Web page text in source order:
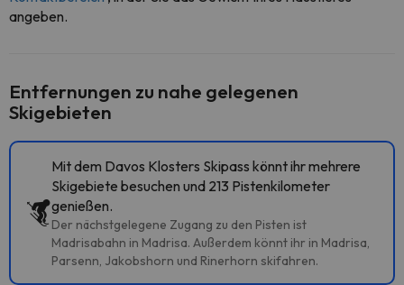
angeben.
Entfernungen zu nahe gelegenen
Skigebieten
Mit dem Davos Klosters Skipass könnt ihr mehrere
Skigebiete besuchen und 213 Pistenkilometer
genießen.
Der nächstgelegene Zugang zu den Pisten ist
Madrisabahn in Madrisa. Außerdem könnt ihr in Madrisa,
Parsenn, Jakobshorn und Rinerhorn skifahren.